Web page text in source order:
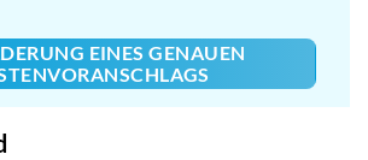
EINES GENAUEN